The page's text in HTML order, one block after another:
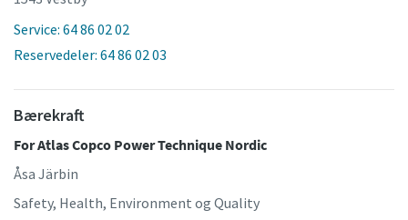
Service: 64 86 02 02
Reservedeler: 64 86 02 03
Bærekraft
For Atlas Copco Power Technique Nordic
Åsa Järbin
Safety, Health, Environment og Quality